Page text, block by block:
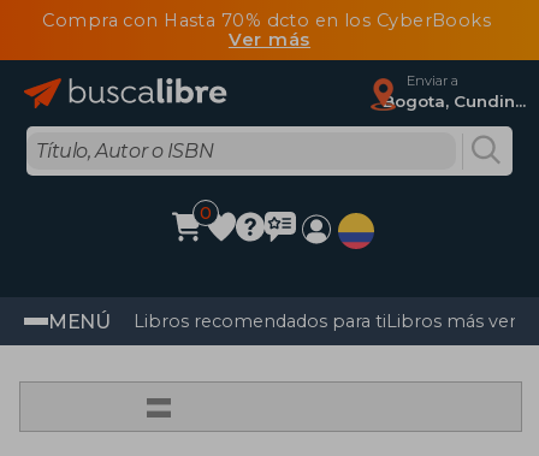
Compra con Hasta 70% dcto en los CyberBooks
Ver más
Enviar a
Bogota, Cundinamarca
0
MENÚ Libros recomendados para tiLibros más
=